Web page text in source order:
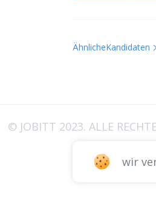
ÄhnlicheKandidaten
© JOBITT 2023. ALLE
wir